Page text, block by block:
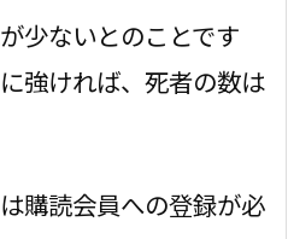
少ないとのことです
強ければ、死者の数は
購読会員への登録が必